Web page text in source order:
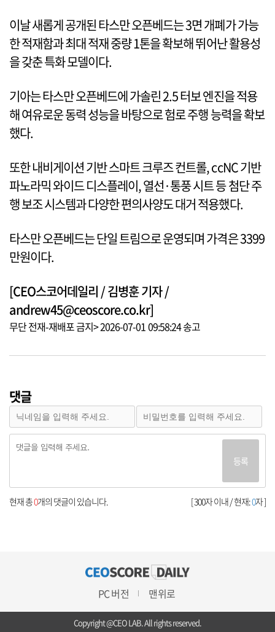
이날 새롭게 공개된 타스만 오픈베드는 3면 개폐가 가능
한 적재함과 최대 적재 중량 1톤을 확보해 뛰어난 활용성
을 갖춘 특화 모델이다.
기아는 타스만 오픈베드에 가솔린 2.5 터보 엔진을 적용
해 여유로운 동력 성능을 바탕으로 험로 주행 능력을 확보
했다.
또한 내비게이션 기반 스마트 크루즈 컨트롤, ccNC 기반
파노라믹 와이드 디스플레이, 열선·통풍 시트 등 첨단 주
행 보조 시스템과 다양한 편의사양도 대거 적용했다.
타스만 오픈베드는 단일 트림으로 운영되며 가격은 3399
만원이다.
[CEO스코어데일리 / 김병훈 기자 /
andrew45@ceoscore.co.kr]
무단 전재-재배포 금지> 2026-07-01 09:58:24 송고
댓글
등록
[ 300자 이내 / 현재:0자 ]
현재 총0개의 댓글이 있습니다.
PC 버전 맨위로
Copyright @CEO LAB. All rights reserved.